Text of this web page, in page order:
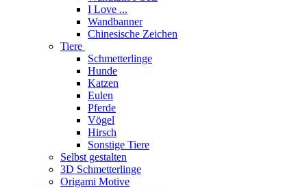
I Love ...
Wandbanner
Chinesische Zeichen
Tiere
Schmetterlinge
Hunde
Katzen
Eulen
Pferde
Vögel
Hirsch
Sonstige Tiere
Selbst gestalten
3D Schmetterlinge
Origami Motive